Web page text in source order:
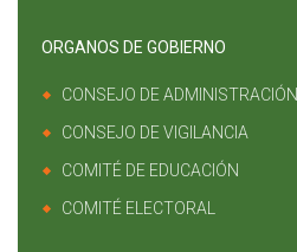
ORGANOS DE GOBIERNO
CONSEJO DE ADMINISTRACIÓN
CONSEJO DE VIGILANCIA
COMITÉ DE EDUCACIÓN
COMITÉ ELECTORAL